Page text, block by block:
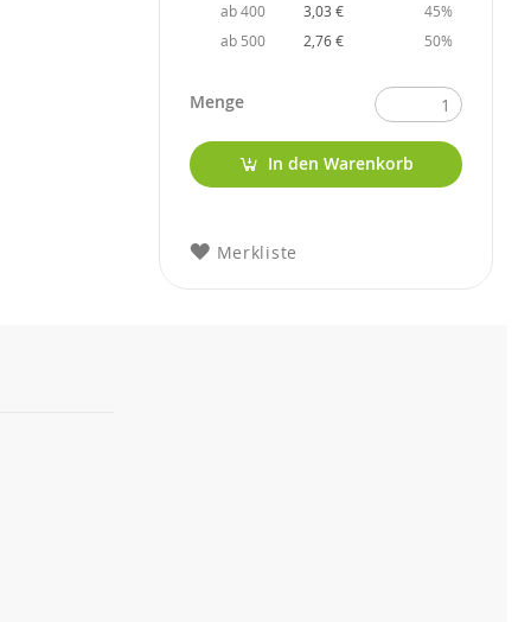
ab 400
3,03 €
45%
ab 500
2,76 € 50%
Menge
In den Warenkorb
Merkliste